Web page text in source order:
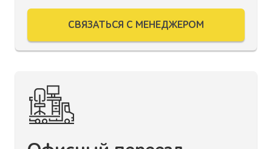
СВЯЗАТЬСЯ С МЕНЕДЖЕРОМ